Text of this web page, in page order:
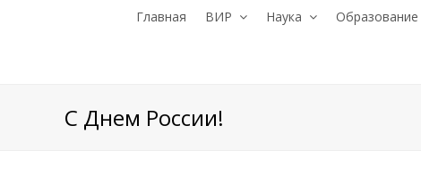
Главная ВИР Наука Образование
С Днем России!